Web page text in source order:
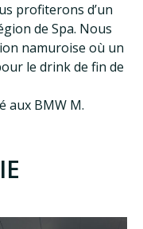
profiterons d’un
de Spa. Nous
namuroise où un
le drink de fin de
aux BMW M.